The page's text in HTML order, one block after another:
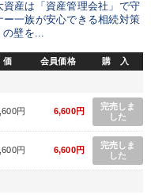
産は「資産管理会社」で守
一族が安心できる相続対策
の壁を...
会員価格 購 入
円 6,600円
完売しま
した
円 6,600円
完売しま
した